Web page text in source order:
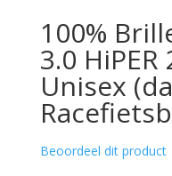
100% Brillenset Racetrap
3.0
Unisex
Racefietsb
Beoordeel dit product